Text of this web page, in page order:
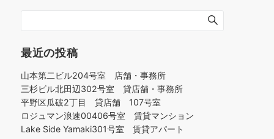
最近の投稿
山本第二ビル204号室 店舗・事務所
三杉ビル北田辺302号室 貸店舗・事務所
平野区瓜破2丁目 貸店舗 107号室
ロジュマン浪速00406号室 賃貸マンション
Lake Side Yamaki301号室 賃貸アパート